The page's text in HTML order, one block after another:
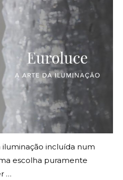
incluída num
escolha puramente
…